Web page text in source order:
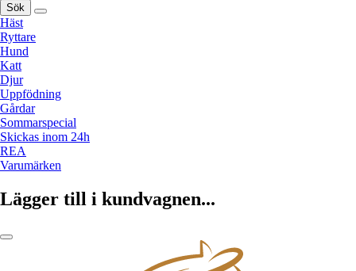
Sök
Häst
Ryttare
Hund
Katt
Djur
Uppfödning
Gårdar
Sommarspecial
Skickas inom 24h
REA
Varumärken
Lägger till i kundvagnen...